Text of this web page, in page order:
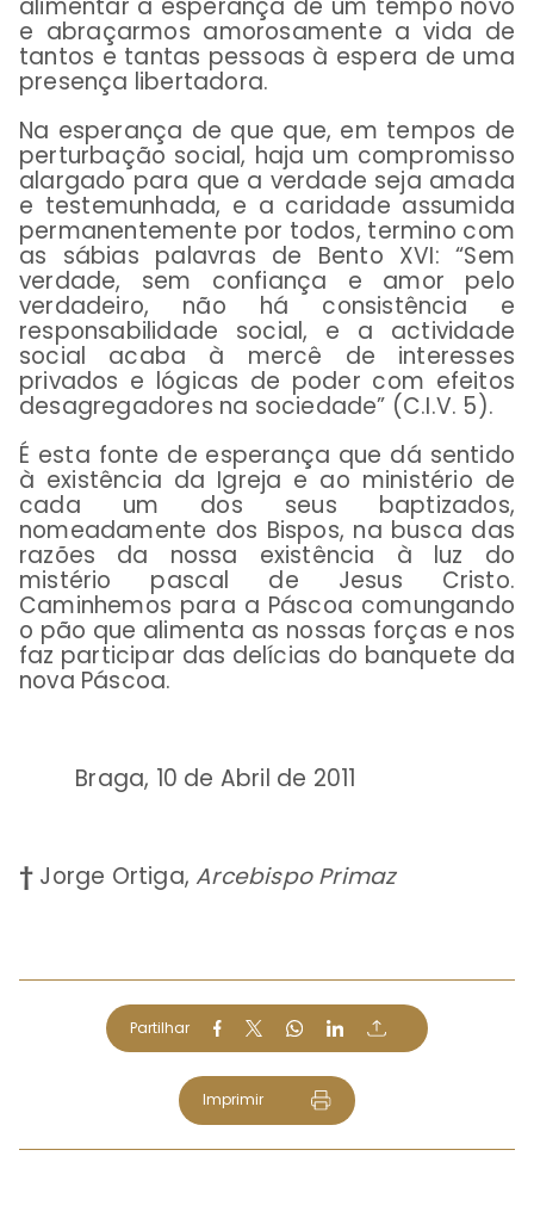
alimentar a esperança de um tempo novo
e abraçarmos amorosamente a vida de
tantos e tantas pessoas à espera de uma
presença libertadora.
Na esperança de que que, em tempos de
perturbação social, haja um compromisso
alargado para que a verdade seja amada
e testemunhada, e a caridade assumida
permanentemente por todos, termino com
as sábias palavras de Bento XVI: “Sem
verdade, sem confiança e amor pelo
verdadeiro, não há consistência e
responsabilidade social, e a actividade
social acaba à mercê de interesses
privados e lógicas de poder com efeitos
desagregadores na sociedade” (C.I.V. 5).
É esta fonte de esperança que dá sentido
à existência da Igreja e ao ministério de
cada um dos seus baptizados,
nomeadamente dos Bispos, na busca das
razões da nossa existência à luz do
mistério pascal de Jesus Cristo.
Caminhemos para a Páscoa comungando
o pão que alimenta as nossas forças e nos
faz participar das delícias do banquete da
nova Páscoa.
Braga, 10 de Abril de 2011
† Jorge Ortiga, Arcebispo Primaz
Partilhar
Imprimir